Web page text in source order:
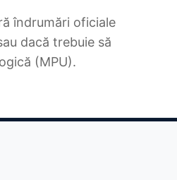
îndrumări oficiale
dacă trebuie să
(MPU).